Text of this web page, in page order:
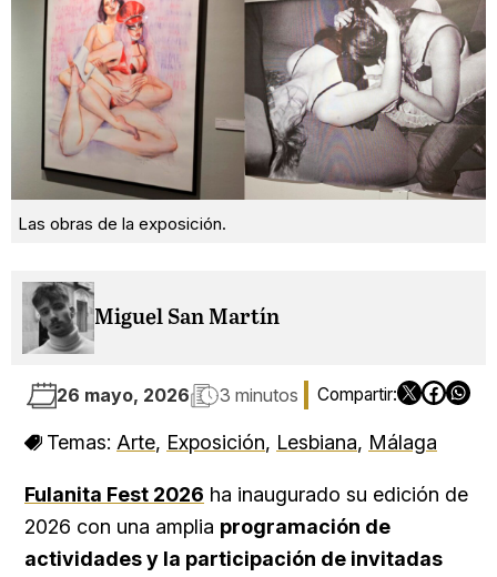
Las obras de la exposición.
Miguel San Martín
26 mayo, 2026 3 minutos
Temas: Arte, Exposición, Lesbiana, Málaga
Fulanita Fest 2026 ha inaugurado su edición de
2026 con una amplia programación de
actividades y la participación de invitadas